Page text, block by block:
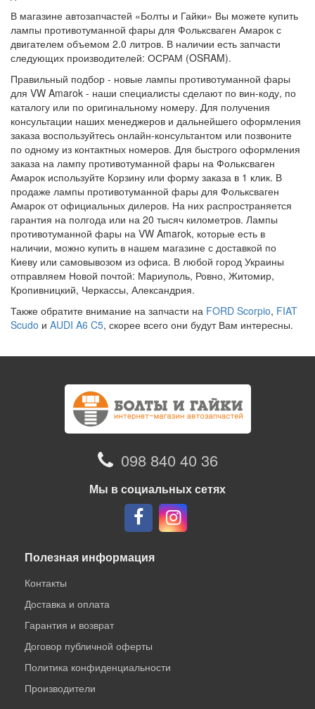
В магазине автозапчастей «Болты и Гайки» Вы можете купить
лампы противотуманной фары для Фольксваген Амарок с
двигателем объемом 2.0 литров. В наличии есть запчасти
следующих производителей: ОСРАМ (OSRAM).
Правильный подбор - новые лампы противотуманной фары
для VW Amarok - наши специалисты сделают по вин-коду, по
каталогу или по оригинальному номеру. Для получения
консультации наших менеджеров и дальнейшего оформления
заказа воспользуйтесь онлайн-консультантом или позвоните
по одному из контактных номеров. Для быстрого оформления
заказа на лампу противотуманной фары на Фольксваген
Амарок используйте Корзину или форму заказа в 1 клик. В
продаже лампы противотуманной фары для Фольксваген
Амарок от официальных дилеров. На них распространяется
гарантия на полгода или на 20 тысяч километров. Лампы
противотуманной фары на VW Amarok, которые есть в
наличии, можно купить в нашем магазине с доставкой по
Киеву или самовывозом из офиса. В любой город Украины
отправляем Новой почтой: Мариуполь, Ровно, Житомир,
Кропивницкий, Черкассы, Александрия.
Также обратите внимание на запчасти на FORD Scorpio, FIAT
Scudo и AUDI A6 C5, скорее всего они будут Вам интересны.
098 840 40 36
Мы в социальных сетях
Полезная информация
Контакты
Доставка и оплата
Гарантия и возврат
Договор публичной оферты
Политика конфиденциальности
Производители